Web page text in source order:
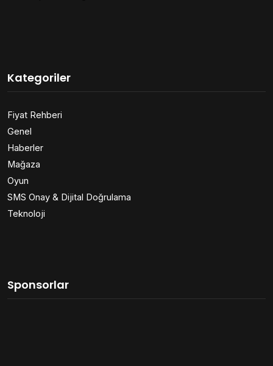
Kategoriler
Fiyat Rehberi
Genel
Haberler
Mağaza
Oyun
SMS Onay & Dijital Doğrulama
Teknoloji
Sponsorlar